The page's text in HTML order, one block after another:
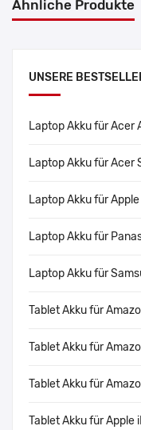
UNSERE
Laptop Akku für Acer
Laptop Akku für Acer
Laptop Akku für
Laptop Akku für
Laptop Akku für
Tablet Akku für
Tablet Akku für
Tablet Akku für
Tablet Akku für Apple
Ähnliche Produkte